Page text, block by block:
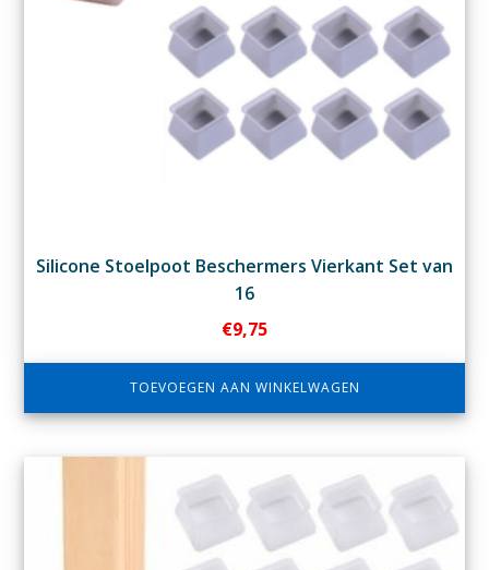
Silicone Stoelpoot Beschermers Vierkant Set van
16
€9,75
TOEVOEGEN AAN WINKELWAGEN